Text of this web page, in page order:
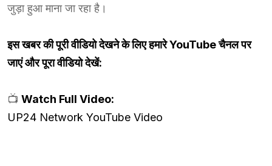
जुड़ा हुआ माना जा रहा है।
इस खबर की पूरी वीडियो देखने के लिए हमारे YouTube चैनल पर
जाएं और पूरा वीडियो देखें:
📺 Watch Full Video:
UP24 Network YouTube Video